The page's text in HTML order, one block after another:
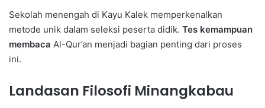
Sekolah menengah di Kayu Kalek memperkenalkan
metode unik dalam seleksi peserta didik. Tes kemampuan
membaca Al-Qur’an menjadi bagian penting dari proses
ini.
Landasan Filosofi Minangkabau